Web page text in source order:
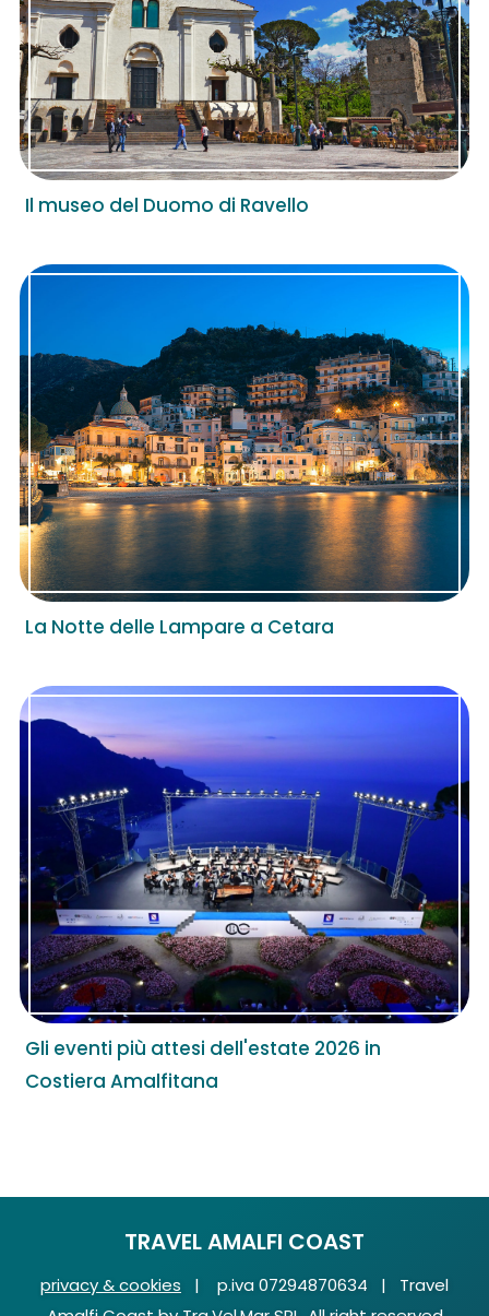
Il museo del Duomo di Ravello
La Notte delle Lampare a Cetara
Gli eventi più attesi dell'estate 2026 in
Costiera Amalfitana
TRAVEL AMALFI COAST
privacy & cookies | p.iva 07294870634 | Travel